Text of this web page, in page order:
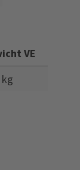
VE
kg